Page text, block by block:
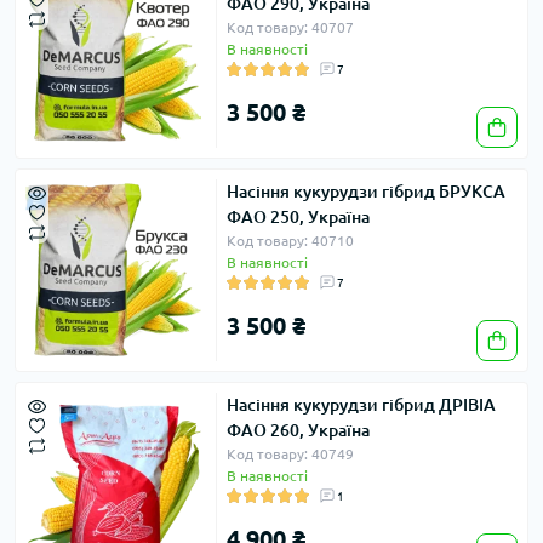
Код товару: 40707
В наявності
7
3 500 ₴
Насіння кукурудзи гібрид БРУКСА
ФАО 250, Україна
Код товару: 40710
В наявності
7
3 500 ₴
Насіння кукурудзи гібрид ДРІВІА
ФАО 260, Україна
Код товару: 40749
В наявності
1